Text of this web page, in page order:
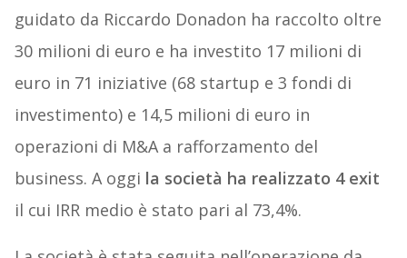
guidato da Riccardo Donadon ha raccolto oltre
30 milioni di euro e ha investito 17 milioni di
euro in 71 iniziative (68 startup e 3 fondi di
investimento) e 14,5 milioni di euro in
operazioni di M&A a rafforzamento del
business. A oggi la società ha realizzato 4 exit
il cui IRR medio è stato pari al 73,4%.